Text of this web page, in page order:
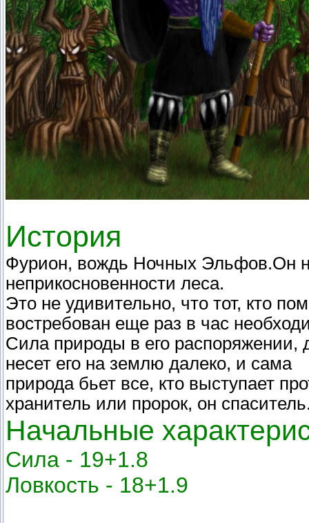
История
Фурион, вождь Ночных Эльфов.Он
неприкосновенности леса.
Это не удивительно, что тот, кто
востребован еще раз в час
Сила природы в его распоряжении,
несет его на землю далеко, и сама
природа бьет все, кто выступает
хранитель или пророк, он
Начальные
Сила - 19+1.8
Ловкость - 18+1.9